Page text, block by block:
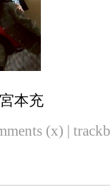
本充
(x) |